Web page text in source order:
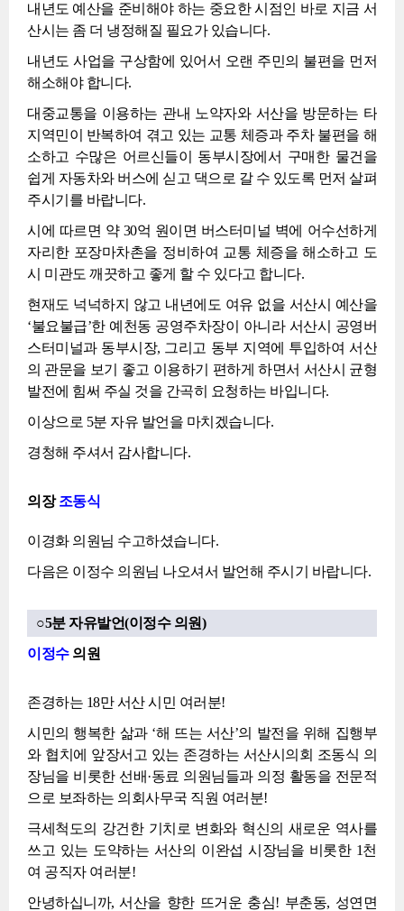
내년도 예산을 준비해야 하는 중요한 시점인 바로 지금 서
산시는 좀 더 냉정해질 필요가 있습니다.
내년도 사업을 구상함에 있어서 오랜 주민의 불편을 먼저
해소해야 합니다.
대중교통을 이용하는 관내 노약자와 서산을 방문하는 타
지역민이 반복하여 겪고 있는 교통 체증과 주차 불편을 해
소하고 수많은 어르신들이 동부시장에서 구매한 물건을
쉽게 자동차와 버스에 싣고 댁으로 갈 수 있도록 먼저 살펴
주시기를 바랍니다.
시에 따르면 약 30억 원이면 버스터미널 벽에 어수선하게
자리한 포장마차촌을 정비하여 교통 체증을 해소하고 도
시 미관도 깨끗하고 좋게 할 수 있다고 합니다.
현재도 넉넉하지 않고 내년에도 여유 없을 서산시 예산을
‘불요불급’한 예천동 공영주차장이 아니라 서산시 공영버
스터미널과 동부시장, 그리고 동부 지역에 투입하여 서산
의 관문을 보기 좋고 이용하기 편하게 하면서 서산시 균형
발전에 힘써 주실 것을 간곡히 요청하는 바입니다.
이상으로 5분 자유 발언을 마치겠습니다.
경청해 주셔서 감사합니다.
의장조동식
이경화 의원님 수고하셨습니다.
다음은 이정수 의원님 나오셔서 발언해 주시기 바랍니다.
○5분 자유발언(이정수 의원)
이정수의원
존경하는 18만 서산 시민 여러분!
시민의 행복한 삶과 ‘해 뜨는 서산’의 발전을 위해 집행부
와 협치에 앞장서고 있는 존경하는 서산시의회 조동식 의
장님을 비롯한 선배·동료 의원님들과 의정 활동을 전문적
으로 보좌하는 의회사무국 직원 여러분!
극세척도의 강건한 기치로 변화와 혁신의 새로운 역사를
쓰고 있는 도약하는 서산의 이완섭 시장님을 비롯한 1천
여 공직자 여러분!
안녕하십니까, 서산을 향한 뜨거운 충심! 부춘동, 성연면